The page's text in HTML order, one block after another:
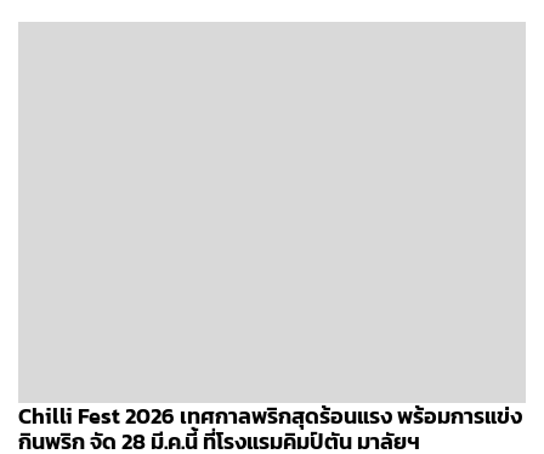
Chilli Fest 2026 เทศกาลพริกสุดร้อนแรง พร้อมการแข่ง
กินพริก จัด 28 มี.ค.นี้ ที่โรงแรมคิมป์ตัน มาลัยฯ